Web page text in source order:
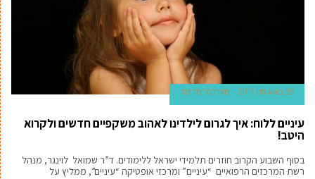
29 באוגוסט 2017 מערכת 'מדינט'
עיניים ללוח: איך לגרום לילדינו לאהוב משקפיים חדשים ולקרוא
היטב!
בסוף השבוע הקרוב חוזרים תלמידי ישראל ללימודים. ד”ר שמואל לוינגר, מנהל
רשת המרכזים הרפואיים “עיניים” ומרכזי אופטיקה “עיניים”, ממליץ על